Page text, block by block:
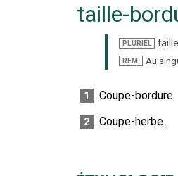
taille-
PLURIEL
REM. Au
1 Coupe-bordure.
2 Coupe-herbe.